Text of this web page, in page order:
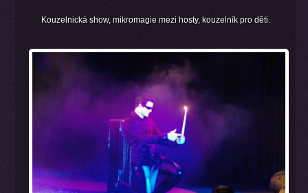
Kouzelnická show, mikromagie mezi hosty, kouzelník pro děti.